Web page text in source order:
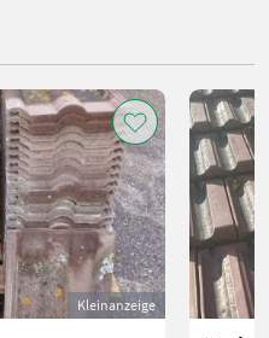
Kleinanzeige